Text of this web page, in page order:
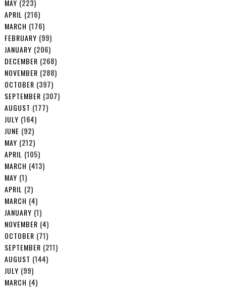
MAY (223)
APRIL (216)
MARCH (176)
FEBRUARY (99)
JANUARY (206)
DECEMBER (268)
NOVEMBER (288)
OCTOBER (397)
SEPTEMBER (307)
AUGUST (177)
JULY (164)
JUNE (92)
MAY (212)
APRIL (105)
MARCH (413)
MAY (1)
APRIL (2)
MARCH (4)
JANUARY (1)
NOVEMBER (4)
OCTOBER (71)
SEPTEMBER (211)
AUGUST (144)
JULY (99)
MARCH (4)